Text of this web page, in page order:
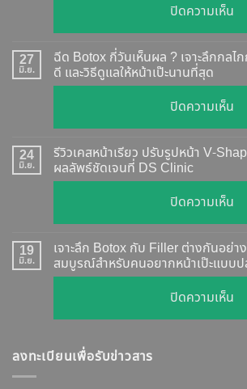
ปิดความเห็น
แ
อ
อั
ยี่
แ
27
มิ.ย.
ฉีด Botox กี่วันเห็นผล ? เจาะลึกกลไ
ดี และวิธีดูแลให้หน้าเป๊ะนานที่สุด
ปิดความเห็น
ฉี
วัน
ผ
?
เ
24
มิ.ย.
รีวิวเคสหน้าเรียว ปรับรูปหน้า V-
ผลลัพธ์ชัดเจนที่ DS Clinic
ปิดความเห็น
รี
เ
ห
เ
รูป
19
มิ.ย.
เจาะลึก Botox กับ Filler ต่างกันอย่า
สมบูรณ์สำหรับคนอยากหน้าเป๊ะแบบ
ปิดความเห็น
เ
ลงทะเบียนเพื่อรับข่าวสาร